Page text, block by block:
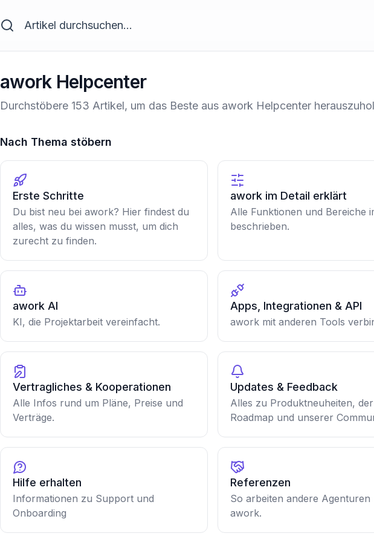
awork Helpcenter
Durchstöbere 153 Artikel, um das Beste aus awork Helpcenter
Nach Thema stöbern
Erste Schritte
Du bist neu bei awork? Hier findest du
alles, was du wissen musst, um dich
zurecht zu finden.
awork im Detail erklärt
Alle Funktionen und Bereiche
beschrieben.
awork AI
KI, die Projektarbeit vereinfacht.
Apps, Integrationen & API
awork mit anderen Tools
Vertragliches & Kooperationen
Alle Infos rund um Pläne, Preise und
Verträge.
Updates & Feedback
Alles zu Produktneuheiten, der
Roadmap und unserer
Hilfe erhalten
Informationen zu Support und
Onboarding
Referenzen
So arbeiten andere Agenturen
awork.